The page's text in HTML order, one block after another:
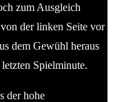
zum Ausgleich
der linken Seite vor
dem Gewühl heraus
Spielminute.
der hohe